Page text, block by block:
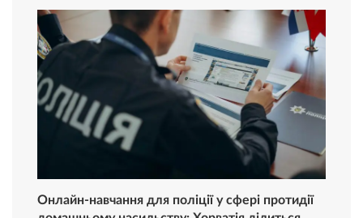
Онлайн-навчання для поліції у сфері протидії